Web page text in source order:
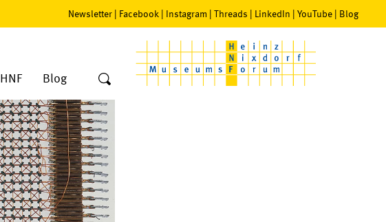
Newsletter | Facebook | Instagram | Threads | LinkedIn | YouTube | Blog
Blog